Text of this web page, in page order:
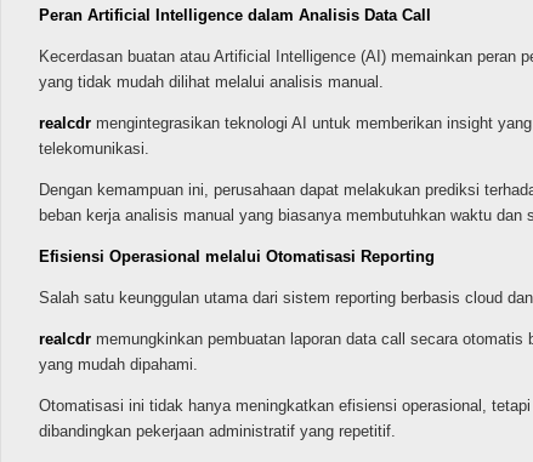
Peran Artificial Intelligence dalam Analisis Data Call
Kecerdasan buatan atau Artificial Intelligence (AI) memainkan
yang tidak mudah dilihat melalui analisis manual.
realcdr mengintegrasikan teknologi AI untuk memberikan insight
telekomunikasi.
Dengan kemampuan ini, perusahaan dapat melakukan prediksi
beban kerja analisis manual yang biasanya membutuhkan waktu dan
Efisiensi Operasional melalui Otomatisasi Reporting
Salah satu keunggulan utama dari sistem reporting berbasis cloud
realcdr memungkinkan pembuatan laporan data call secara
yang mudah dipahami.
Otomatisasi ini tidak hanya meningkatkan efisiensi operasional,
dibandingkan pekerjaan administratif yang repetitif.